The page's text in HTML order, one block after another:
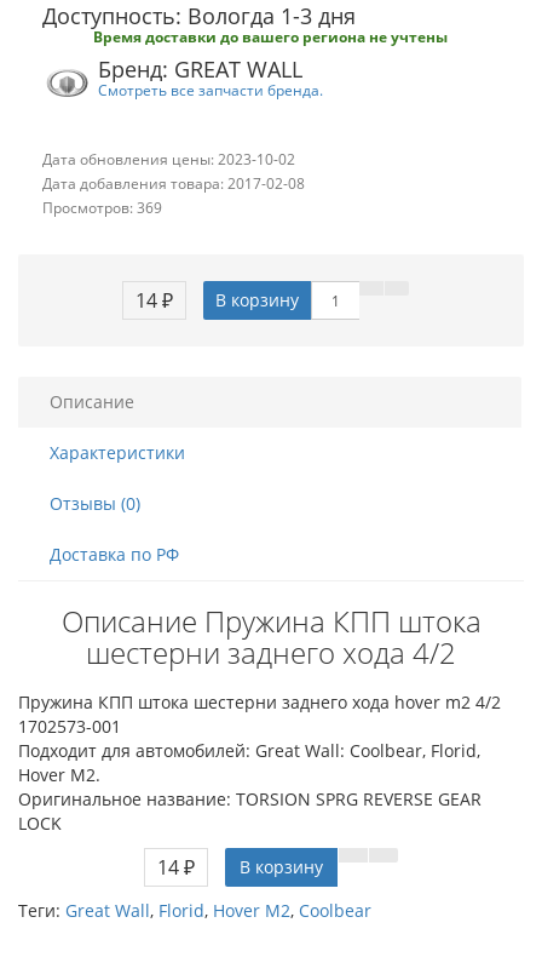
Доступность: Вологда 1-3 дня
Время доставки до вашего региона не учтены
Бренд: GREAT WALL
Смотреть все запчасти бренда.
Дата обновления цены: 2023-10-02
Дата добавления товара: 2017-02-08
Просмотров: 369
14 ₽ В корзину
Описание
Характеристики
Отзывы (0)
Доставка по РФ
Описание Пружина КПП штока
шестерни заднего хода 4/2
Пружина КПП штока шестерни заднего хода hover m2 4/2
1702573-001
Подходит для автомобилей: Great Wall: Coolbear, Florid,
Hover M2.
Оригинальное название: TORSION SPRG REVERSE GEAR
LOCK
14 ₽
В корзину
Теги: Great Wall, Florid, Hover M2, Coolbear